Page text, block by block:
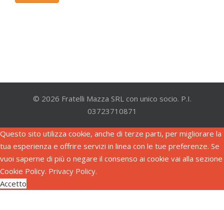
© 2026 Fratelli Mazza SRL con unico socio. P.I.
03723710871
Questo sito utilizza cookie, anche di terze parti, per migliorare la
tua esperienza e offrire servizi in linea con le tue preferenze. Se
vuoi saperne di più o negare il consenso ai cookie vai alla sezione
Cookie Policy. Privacy Policy.
Accetto